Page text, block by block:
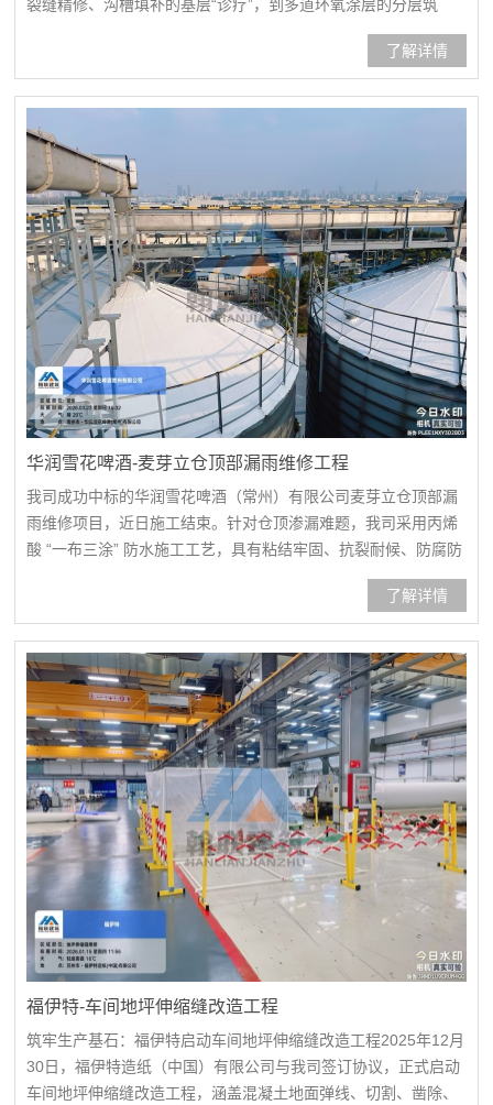
裂缝精修、沟槽填补的基层“诊疗”，到多道环氧涂层的分层筑
牢，再到聚氨酯超耐磨面漆的最终“赋能”，一套高标准施工工序
将为新能源生产场景打造兼具高强度、耐磨、抗污、易清洁的工
业地面新样板。地面整体抛丸打磨处理裂缝处理、沟槽修复涂刷
环氧底漆涂刷第1遍环氧中涂涂刷第2遍环氧中涂环氧中涂砂浆层
打...
了解详情
华润雪花啤酒-麦芽立仓顶部漏雨维修工程
我司成功中标的华润雪花啤酒（常州）有限公司麦芽立仓顶部漏
雨维修项目，近日施工结束。针对仓顶渗漏难题，我司采用丙烯
酸 “一布三涂” 防水施工工艺，具有粘结牢固、抗裂耐候、防腐防
潮、施工快捷等优势，可有效杜绝渗漏隐患，为厂区生产安全提
供可靠保障。入场培训丙烯酸防水“三涂一布”施工丙烯酸防水“三
涂一布”施工丙烯酸防水“三涂一布”施工丙烯酸防水“三涂一布”施
工丙烯酸防水“三涂一布”施工丙烯酸防水“三涂一布...
了解详情
福伊特-车间地坪伸缩缝改造工程
筑牢生产基石：福伊特启动车间地坪伸缩缝改造工程2025年12月
30日，福伊特造纸（中国）有限公司与我司签订协议，正式启动
车间地坪伸缩缝改造工程，涵盖混凝土地面弹线、切割、凿除、